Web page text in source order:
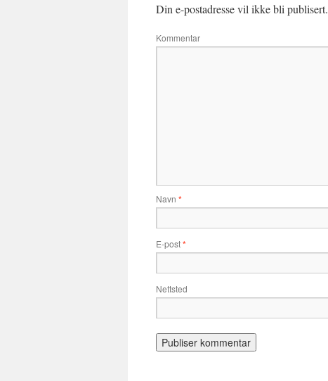
Din e-postadresse vil ikke bli publisert.
Kommentar
Navn *
E-post*
Nettsted